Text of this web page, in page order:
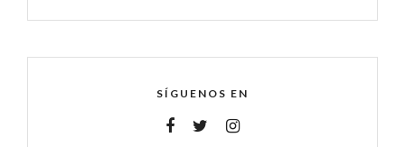
SÍGUENOS EN